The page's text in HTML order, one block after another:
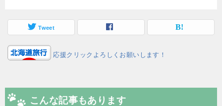
Tweet
応援クリックよろしくお願いします！
こんな記事もあります